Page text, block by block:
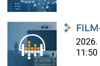
11:50